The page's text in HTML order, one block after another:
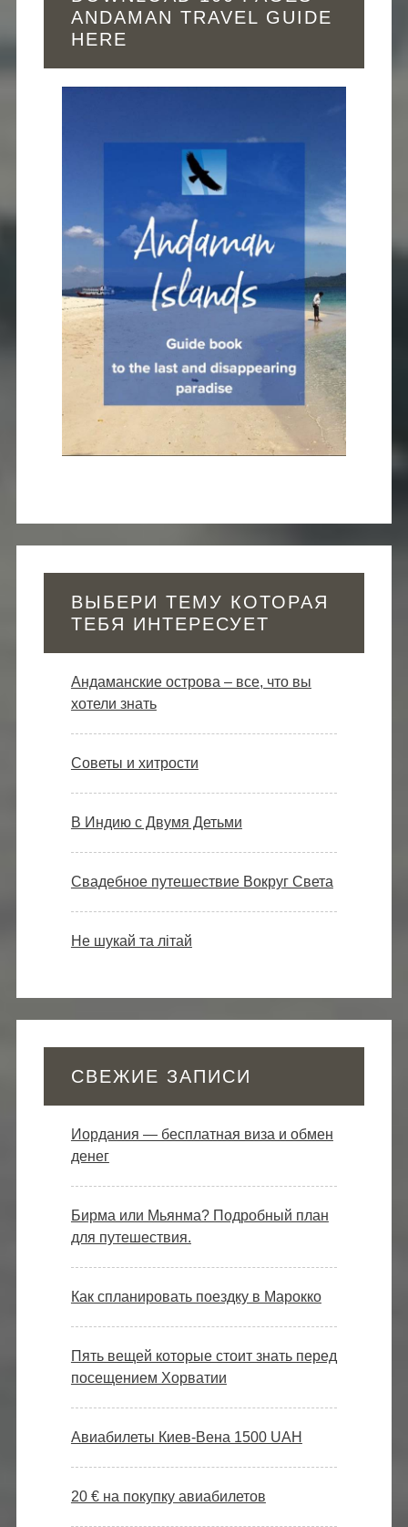
ANDAMAN TRAVEL GUIDE
HERE
ВЫБЕРИ ТЕМУ КОТОРАЯ
ТЕБЯ ИНТЕРЕСУЕТ
Андаманские острова – все, что вы
хотели знать
Советы и хитрости
В Индию с Двумя Детьми
Свадебное путешествие Вокруг Света
Не шукай та літай
СВЕЖИЕ ЗАПИСИ
Иордания — бесплатная виза и обмен
денег
Бирма или Мьянма? Подробный план
для путешествия.
Как спланировать поездку в Марокко
Пять вещей которые стоит знать перед
посещением Хорватии
Авиабилеты Киев-Вена 1500 UAH
20 € на покупку авиабилетов